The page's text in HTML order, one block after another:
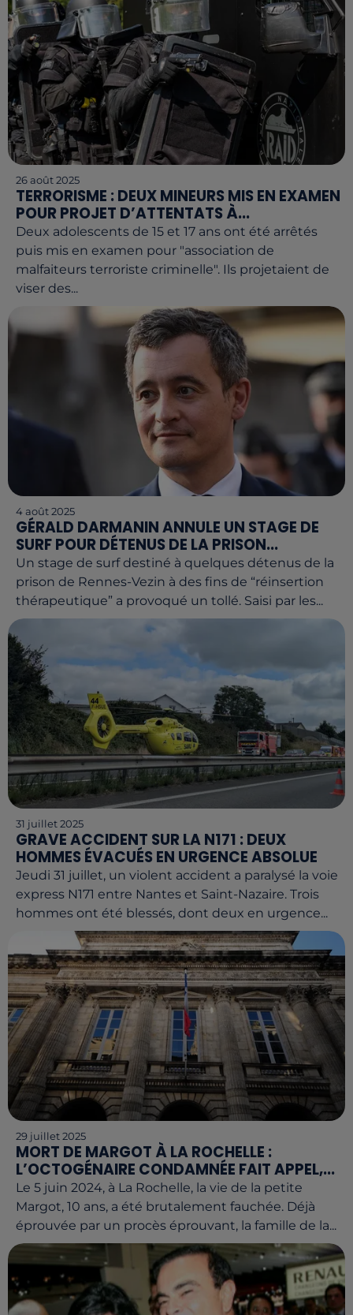
26 août 2025
TERRORISME : DEUX MINEURS MIS EN EXAMEN
POUR PROJET D’ATTENTATS À...
Deux adolescents de 15 et 17 ans ont été arrêtés
puis mis en examen pour "association de
malfaiteurs terroriste criminelle". Ils projetaient de
viser des...
4 août 2025
GÉRALD DARMANIN ANNULE UN STAGE DE
SURF POUR DÉTENUS DE LA PRISON...
Un stage de surf destiné à quelques détenus de la
prison de Rennes-Vezin à des fins de “réinsertion
thérapeutique” a provoqué un tollé. Saisi par les...
31 juillet 2025
GRAVE ACCIDENT SUR LA N171 : DEUX
HOMMES ÉVACUÉS EN URGENCE ABSOLUE
Jeudi 31 juillet, un violent accident a paralysé la voie
express N171 entre Nantes et Saint-Nazaire. Trois
hommes ont été blessés, dont deux en urgence...
29 juillet 2025
MORT DE MARGOT À LA ROCHELLE :
L’OCTOGÉNAIRE CONDAMNÉE FAIT APPEL,...
Le 5 juin 2024, à La Rochelle, la vie de la petite
Margot, 10 ans, a été brutalement fauchée. Déjà
éprouvée par un procès éprouvant, la famille de la...